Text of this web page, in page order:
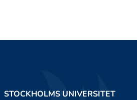
STOCKHOLMS UNIVERSITET